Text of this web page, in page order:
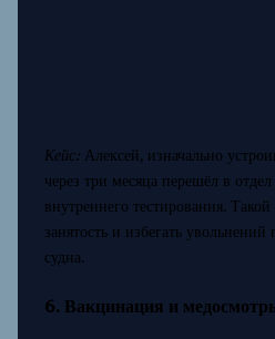
Кейс:Алексей, изначально
через три месяца перешёл в
внутреннего тестирования.
занятость и избегать
судна.
6. Вакцинация и